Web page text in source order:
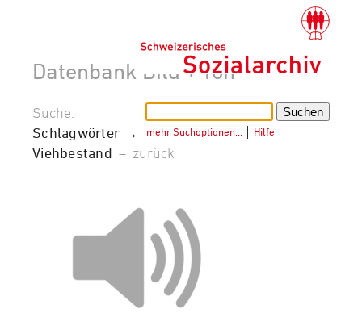
Datenbank Bild + Ton
mehr Suchoptionen… Hilfe
Suche:
Schlagwörter →
Viehbestand – zurück